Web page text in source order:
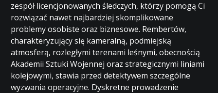
zespół licencjonowanych śledczych, którzy pomogą Ci
rozwiązać nawet najbardziej skomplikowane
problemy osobiste oraz biznesowe. Rembertów,
charakteryzujący się kameralną, podmiejską
atmosferą, rozległymi terenami leśnymi, obecnością
Akademii Sztuki Wojennej oraz strategicznymi liniami
kolejowymi, stawia przed detektywem szczególne
wyzwania operacyjne. Dyskretne prowadzenie